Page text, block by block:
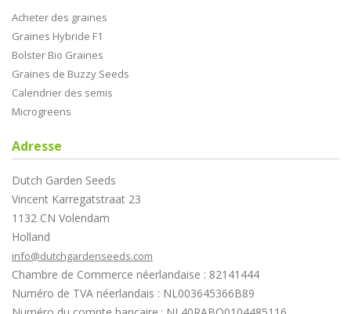
Acheter des graines
Graines Hybride F1
Bolster Bio Graines
Graines de Buzzy Seeds
Calendrier des semis
Microgreens
Adresse
Dutch Garden Seeds
Vincent Karregatstraat 23
1132 CN Volendam
Holland
info@dutchgardenseeds.com
Chambre de Commerce néerlandaise : 82141444
Numéro de TVA néerlandais : NL003645366B89